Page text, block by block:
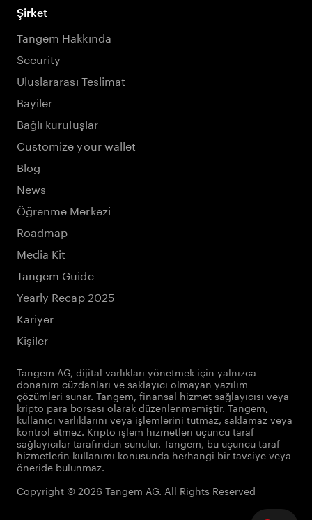
Şirket
Tangem Hakkında
Security
Uluslararası Teslimat
Bayiler
Bağlı kuruluşlar
Customize your wallet
Blog
News
Öğrenme Merkezi
Roadmap
Media Kit
Tangem Guide
Yearly Recap 2025
Kariyer
Kişiler
Tangem AG, dijital varlıkları yönetmek için yalnızca
donanım cüzdanları ve saklayıcı olmayan yazılım
çözümleri sunar. Tangem, finansal hizmet sağlayıcısı veya
kripto para borsası olarak düzenlenmemiştir. Tangem,
kullanıcı varlıklarını veya işlemlerini tutmaz, saklamaz veya
kontrol etmez. Kripto işlem hizmetleri üçüncü taraf
sağlayıcılar tarafından sunulur. Tangem, bu üçüncü taraf
hizmetlerin kullanımı konusunda herhangi bir tavsiye veya
öneride bulunmaz.